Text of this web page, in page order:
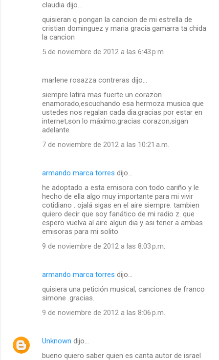
claudia dijo…
quisieran q pongan la cancion de mi estrella de
cristian dominguez y maria gracia gamarra ta chida
la cancion
5 de noviembre de 2012 a las 6:43 p.m.
marlene rosazza contreras dijo…
siempre latira mas fuerte un corazon
enamorado,escuchando esa hermoza musica que
ustedes nos regalan cada dia.gracias por estar en
internet,son lo máximo.gracias corazon,sigan
adelante.
7 de noviembre de 2012 a las 10:21 a.m.
armando marca torres dijo…
he adoptado a esta emisora con todo cariño y le
hecho de ella algo muy importante para mi vivir
cotidiano . ojalá sigas en el aire siempre. tambien
quiero decir que soy fanático de mi radio z. que
espero vuelva al aire algun dia y asi tener a ambas
emisoras para mi solito
9 de noviembre de 2012 a las 8:03 p.m.
armando marca torres dijo…
quisiera una petición musical, canciones de franco
simone .gracias.
9 de noviembre de 2012 a las 8:06 p.m.
Unknown dijo…
bueno quiero saber quien es canta autor de israel